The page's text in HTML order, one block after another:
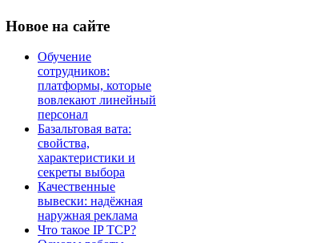
Новое на сайте
Обучение
сотрудников:
платформы, которые
вовлекают линейный
персонал
Базальтовая вата:
свойства,
характеристики и
секреты выбора
Качественные
вывески: надёжная
наружная реклама
Что такое IP TCP?